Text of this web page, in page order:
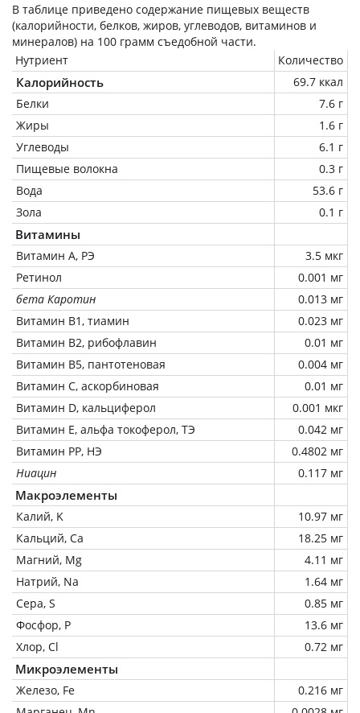
В таблице приведено содержание пищевых веществ
(калорийности, белков, жиров, углеводов, витаминов и
минералов) на 100 грамм съедобной части.
Нутриент
Количество
Калорийность
69.7 ккал
Белки
7.6 г
Жиры
1.6 г
Углеводы
6.1 г
Пищевые волокна
0.3 г
Вода
53.6 г
Зола
0.1 г
Витамины
Витамин А, РЭ
3.5 мкг
Ретинол
0.001 мг
бета Каротин
0.013 мг
Витамин В1, тиамин
0.023 мг
Витамин В2, рибофлавин
0.01 мг
Витамин В5, пантотеновая
0.004 мг
Витамин C, аскорбиновая
0.01 мг
Витамин D, кальциферол
0.001 мкг
Витамин Е, альфа токоферол, ТЭ
0.042 мг
Витамин РР, НЭ
0.4802 мг
Ниацин
0.117 мг
Макроэлементы
Калий, K
10.97 мг
Кальций, Ca
18.25 мг
Магний, Mg
4.11 мг
Натрий, Na
1.64 мг
Сера, S
0.85 мг
Фосфор, P
13.6 мг
Хлор, Cl
0.72 мг
Микроэлементы
Железо, Fe
0.216 мг